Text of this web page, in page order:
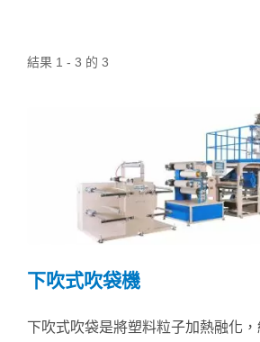
結果 1 - 3 的 3
下吹式吹袋機
下吹式吹袋是將塑料粒子加熱融化